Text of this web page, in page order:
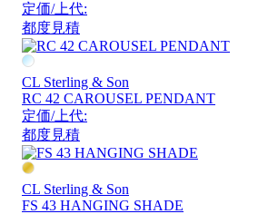
定価/上代:
都度見積
CL Sterling & Son
RC 42 CAROUSEL PENDANT
定価/上代:
都度見積
CL Sterling & Son
FS 43 HANGING SHADE